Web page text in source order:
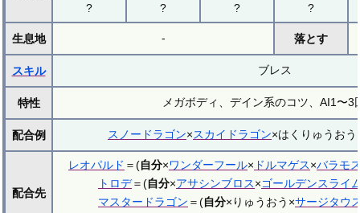
? ? ? ?
生息地 - 落とす
スキル ブレス
特性 メガボディ、デイン系のコツ、AI1〜3
配合例 スノードラゴン×スカイドラゴン×はくりゅうおう
配合先
レオパルド ＝(自分×ワンダーフール× ドルマゲス×バラモ
トロデ＝(自分×アサシンブロス×ゴールデンスライ
マスタードラゴン ＝(自分×りゅうおう×サージタウ